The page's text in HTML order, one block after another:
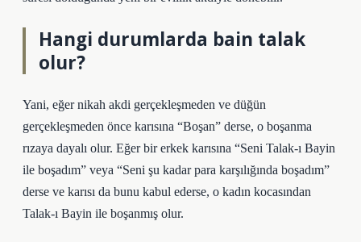
Hangi durumlarda bain talak
olur?
Yani, eğer nikah akdi gerçekleşmeden ve düğün
gerçekleşmeden önce karısına “Boşan” derse, o boşanma
rızaya dayalı olur. Eğer bir erkek karısına “Seni Talak-ı Bayin
ile boşadım” veya “Seni şu kadar para karşılığında boşadım”
derse ve karısı da bunu kabul ederse, o kadın kocasından
Talak-ı Bayin ile boşanmış olur.